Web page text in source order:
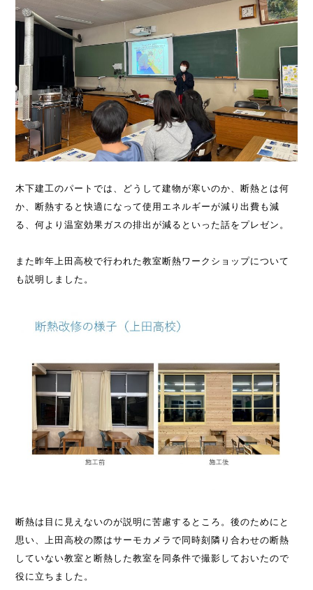
木下建工のパートでは、どうして建物が寒いのか、断熱とは何
か、断熱すると快適になって使用エネルギーが減り出費も減
る、何より温室効果ガスの排出が減るといった話をプレゼン。
また昨年上田高校で行われた教室断熱ワークショップについて
も説明しました。
断熱は目に見えないのが説明に苦慮するところ。後のためにと
思い、上田高校の際はサーモカメラで同時刻隣り合わせの断熱
していない教室と断熱した教室を同条件で撮影しておいたので
役に立ちました。